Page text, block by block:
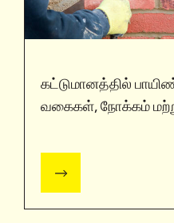
கட்டுமானத்தில்
வகைகள், நோக்கம்